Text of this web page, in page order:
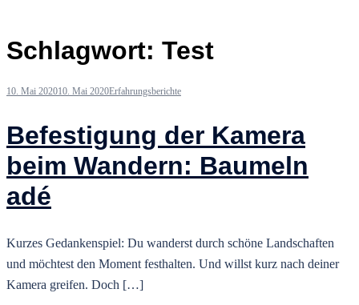
Schlagwort: Test
10. Mai 202010. Mai 2020Erfahrungsberichte
Befestigung der Kamera
beim Wandern: Baumeln
adé
Kurzes Gedankenspiel: Du wanderst durch schöne Landschaften
und möchtest den Moment festhalten. Und willst kurz nach deiner
Kamera greifen. Doch […]